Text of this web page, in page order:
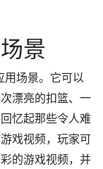
景
用场景。它可以
漂亮的扣篮、一
忆起那些令人难
戏视频，玩家可
的游戏视频，并